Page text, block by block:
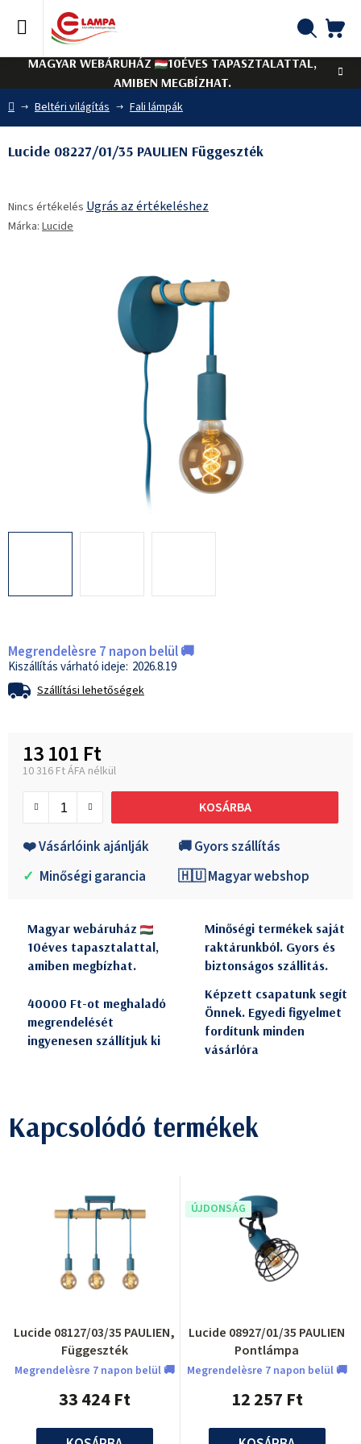
tartalomhoz
MAGYAR WEBÁRUHÁZ
10ÉVES TAPASZTALATTAL,
AMIBEN MEGBÍZHAT.
Kezdőlap
Beltéri világítás Fali lámpák
Megrendelèsre 7 napon belül 🚚
2026.8.19
Szállítási lehetőségek
13 101 Ft
10 316 Ft ÁFA nélkül
KOSÁRBA
❤️ Vásárlóink ajánlják
🚚 Gyors szállítás
✓ Minőségi garancia 🇭🇺 Magyar webshop
Lucide 08227/01/35 PAULIEN Függeszték
termék
átlagos
Nincs értékelés Ugrás az értékeléshez
Márka: Lucide
Magyar webáruház
10éves tapasztalattal,
amiben megbízhat.
Minőségi termékek saját
raktárunkból. Gyors és
biztonságos szállitás.
40000 Ft-ot meghaladó
megrendelését
ingyenesen szállítjuk ki
Képzett csapatunk segít
Önnek. Egyedi figyelmet
fordítunk minden
vásárlóra
Kapcsolódó termékek
Lucide 08127/03/35 PAULIEN,
Függeszték
Megrendelèsre 7 napon belül 🚚
33 424 Ft
ÚJDONSÁG
Lucide 08927/01/35 PAULIEN
Pontlámpa
Megrendelèsre 7 napon belül 🚚
12 257 Ft